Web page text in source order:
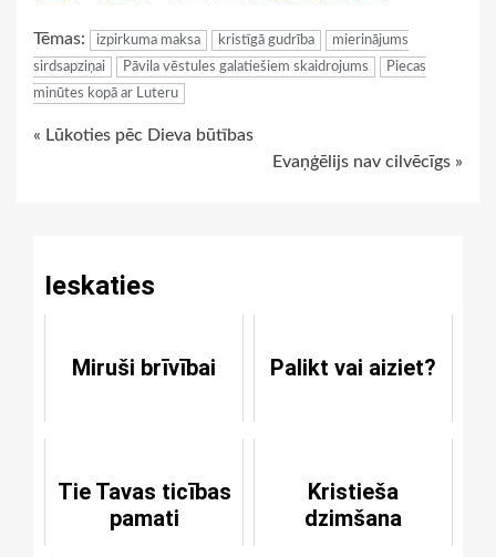
Tēmas: izpirkuma maksa kristīgā gudrība
mierinājums
sirdsapziņai
Pāvila vēstules galatiešiem skaidrojums
Piecas
minūtes kopā ar Luteru
Continue
« Lūkoties pēc Dieva būtības
Evaņģēlijs nav cilvēcīgs »
Ieskaties
Miruši brīvībai Palikt vai aiziet?
Tie Tavas ticības
pamati
Kristieša
dzimšana